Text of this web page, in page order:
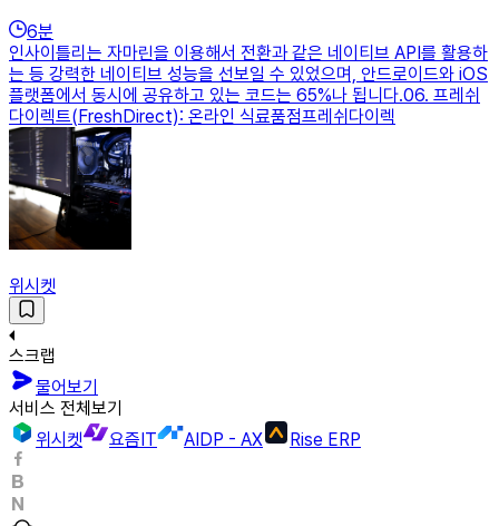
6분
인사이틀리는 자마린을 이용해서 전환과 같은 네이티브 API를 활용하
는 등 강력한 네이티브 성능을 선보일 수 있었으며, 안드로이드와 iOS
플랫폼에서 동시에 공유하고 있는 코드는 65%나 됩니다.​​06. 프레쉬
다이렉트(FreshDirect): 온라인 식료품점프레쉬다이렉
위시켓
스크랩
물어보기
서비스 전체보기
위시켓
요즘IT AIDP - AX Rise ERP